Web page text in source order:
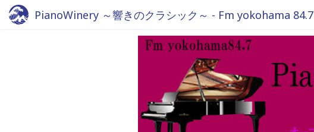
PianoWinery ～響きのクラシック～ - Fm yokohama 84.7